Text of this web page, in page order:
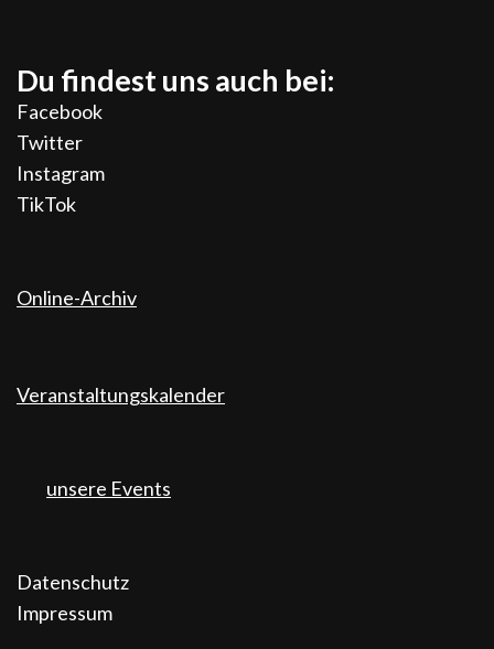
Du findest uns auch bei:
Facebook
Twitter
Instagram
TikTok
Online-Archiv
Veranstaltungskalender
unsere Events
Datenschutz
Impressum